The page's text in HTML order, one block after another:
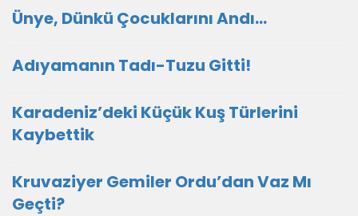
Ünye, Dünkü Çocuklarını Andı...
Adıyamanın Tadı-Tuzu Gitti!
Karadeniz’deki Küçük Kuş Türlerini
Kaybettik
Kruvaziyer Gemiler Ordu’dan Vaz Mı
Geçti?